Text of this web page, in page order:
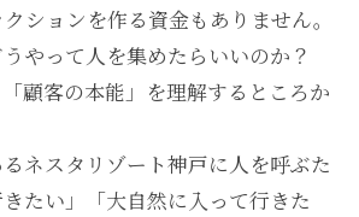
ションを作る資金もありません。
やって人を集めたらいいのか？
顧客の本能」を理解するところか
ネスタリゾート神戸に人を呼ぶた
たい」「大自然に入って行きた